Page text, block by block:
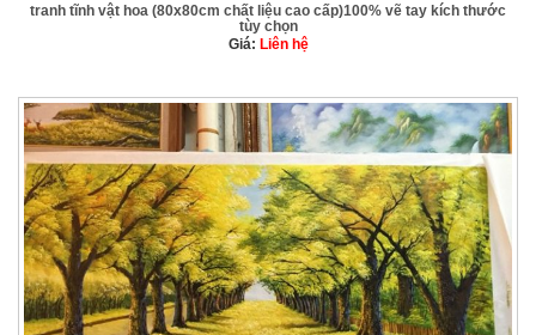
tranh tĩnh vật hoa (80x80cm chất liệu cao cấp)100% vẽ tay kích thước
tùy chọn
Giá: Liên hệ